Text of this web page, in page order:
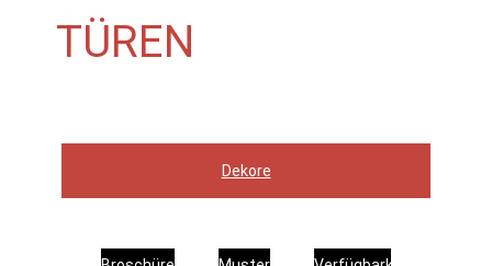
TÜREN
Dekore